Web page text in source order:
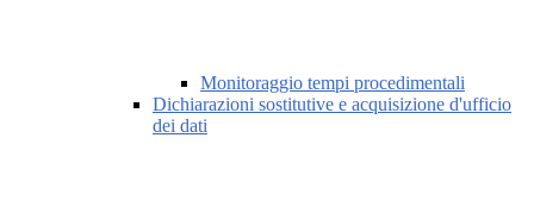
Monitoraggio tempi procedimentali
Dichiarazioni sostitutive e acquisizione d'ufficio
dei dati